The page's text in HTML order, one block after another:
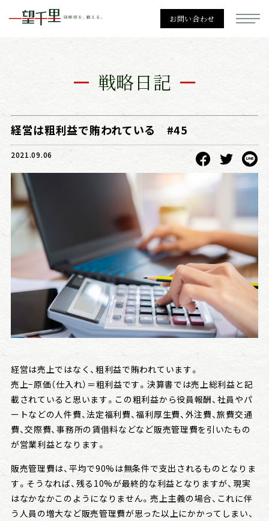
お問い合わせ
一望千里
経営戦略
勉強会一覧
個別相談
会社情報
戦略日記
戦略日記
経営は粗利益で賄われている #45
2021.09.06
経営は売上ではなく、粗利益で賄われています。
売上−原価（仕入れ）＝粗利益です。決算書では売上総利益と記
載されていると思います。この粗利益から役員報酬、社員やパ
ートなどの人件費、法定福利費、福利厚生費、外注費、旅費交通
費、交際費、事務所の賃借料などなど販売管理費を引いたもの
が営業利益となります。
販売管理費は、平均で90%は無条件で支出されるものとなりま
す。そうなれば、残る10%が最終的な利益となりますが、現実
はなかなかこのようになりません。売上主義の場合、これに伴
う人員の増大など販売管理費が思った以上にかかってしまい、